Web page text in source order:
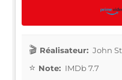
Réalisateur: John
Note: IMDb 7.7